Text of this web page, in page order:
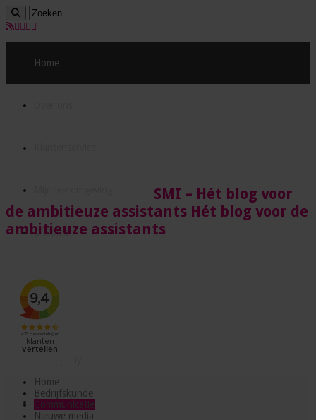
Home
Diploma
Testjes
Partnerships
SMI – Hét blog voor
de ambitieuze assistants Hét blog voor de
ambitieuze assistants
Home
Bedrijfskunde
Communicatie
Nieuwe media